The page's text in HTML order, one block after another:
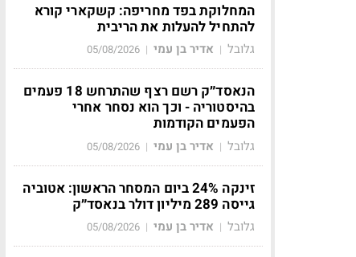
המחלוקת בפד מחריפה: קשקארי קורא
להתחיל להעלות את הריבית
גלובל | אדיר בן עמי |
05/08/2026
הנאסד״ק רשם רצף שהתרחש 18 פעמים
בהיסטוריה - וכך הוא נסחר אחרי
הפעמים הקודמות
גלובל | אדיר בן עמי |
05/08/2026
זינקה 24% ביום המסחר הראשון: אטוביה
גייסה 289 מיליון דולר בנאסד״ק
גלובל | אדיר בן עמי |
05/08/2026